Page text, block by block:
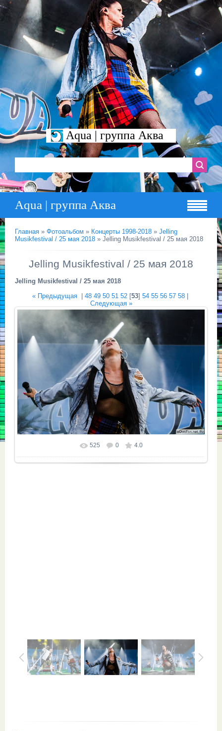
Aqua | группа Аква
Aqua | группа Аква
Главная » Фотоальбом » Концерты 1998-2018 » Jelling
Musikfestival / 25 мая 2018 » Jelling Musikfestival / 25 мая 2018
Jelling Musikfestival / 25 мая 2018
Jelling Musikfestival / 25 мая 2018
« Предыдущая| 48 49 50 51 52[53] 54 55 56 57 58|
Следующая »
Размер фотографии: 900x600
525 0 4.0